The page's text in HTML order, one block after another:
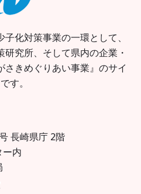
化対策事業の一環として、
究所、そして県内の企業・
さきめぐりあい事業』のサイ
です。
長崎県庁 2階
ー内